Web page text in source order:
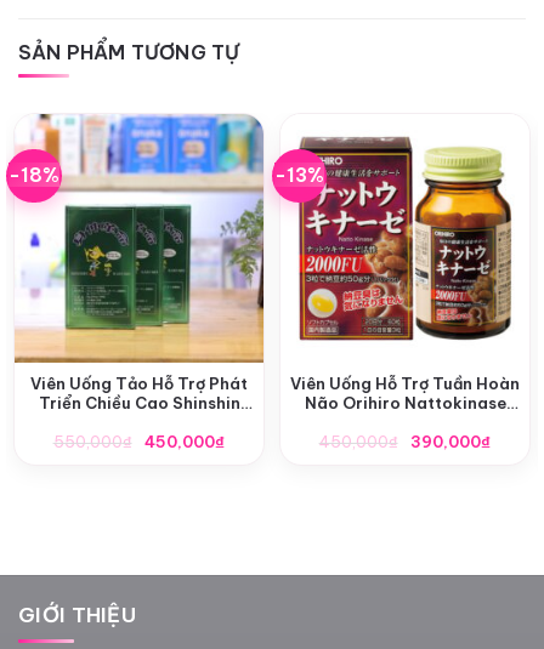
SẢN PHẨM TƯƠNG TỰ
-18%
Viên Uống Tảo Hỗ Trợ Phát
Triển Chiều Cao Shinshin
550,000₫
Giá
450,000₫Giá
-13%
Viên Uống Hỗ Trợ Tuần Hoàn
Não Orihiro Nattokinase
450,000₫
Giá
390,000₫Giá
GIỚI THIỆU